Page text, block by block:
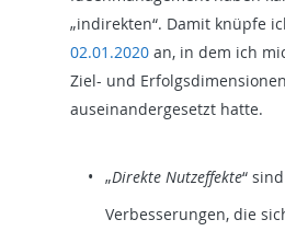
„indirekten“. Damit knüpfe
02.01.2020 an, in dem ich
Ziel- und
auseinandergesetzt hatte.
„Direkte Nutzeffekte“
Verbesserungen, die